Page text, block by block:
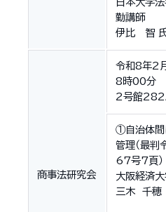
勤講師
伊比 智
商事法研究会
令和8年2
8時00分
2号館
①自治体間
管理（最
67号7頁）
大阪経済
三木 千穂